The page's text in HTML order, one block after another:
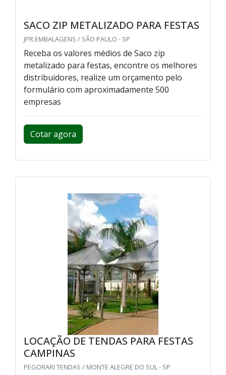
SACO ZIP METALIZADO PARA FESTAS
JPR EMBALAGENS / SÃO PAULO - SP
Receba os valores médios de Saco zip
metalizado para festas, encontre os melhores
distribuidores, realize um orçamento pelo
formulário com aproximadamente 500
empresas
Cotar agora
LOCAÇÃO DE TENDAS PARA FESTAS
CAMPINAS
PEGORARI TENDAS / MONTE ALEGRE DO SUL - SP